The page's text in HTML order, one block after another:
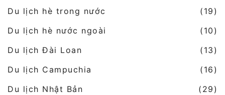
Du lịch hè trong nước
(19)
Du lịch hè nước ngoài
(10)
Du lịch Đài Loan
(13)
Du lịch Campuchia
(16)
Du lịch Nhật Bản
(29)